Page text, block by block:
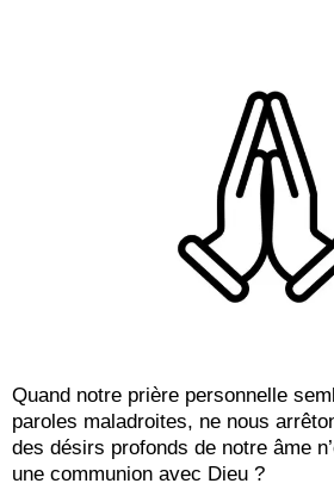
Quand notre prière personnelle
paroles maladroites, ne nous
des désirs profonds de notre âme
une communion avec Dieu ?